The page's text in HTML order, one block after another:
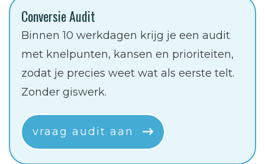
Conversie Audit
Binnen 10 werkdagen krijg je een audit
met knelpunten, kansen en prioriteiten,
zodat je precies weet wat als eerste telt.
Zonder giswerk.
vraag audit aan